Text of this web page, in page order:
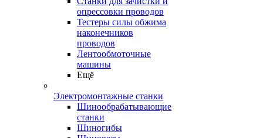
опрессовки проводов
Тестеры силы обжима
наконечников
проводов
Лентообмоточные
машины
Ещё
Электромонтажные станки
Шинообрабатывающие
станки
Шиногибы